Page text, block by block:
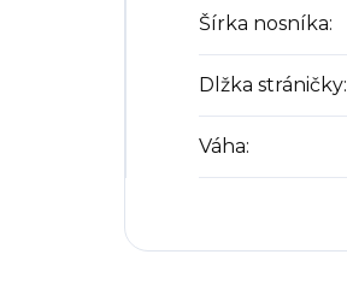
Šírka nosníka:
Dlžka stráničky:
Váha: